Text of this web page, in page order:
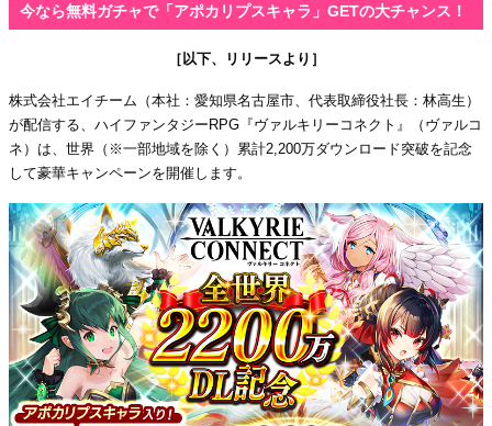
今なら無料ガチャで「アポカリプスキャラ」GETの大チャンス！
［以下、リリースより］
株式会社エイチーム（本社：愛知県名古屋市、代表取締役社長：林高生）
が配信する、ハイファンタジーRPG『ヴァルキリーコネクト』（ヴァルコ
ネ）は、世界（※一部地域を除く）累計2,200万ダウンロード突破を記念
して豪華キャンペーンを開催します。